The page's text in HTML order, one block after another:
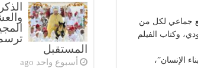
جماعي لكل من
وكتاب الفيلم
الإنسان”،
المستقبل
أسبوع واحد ago